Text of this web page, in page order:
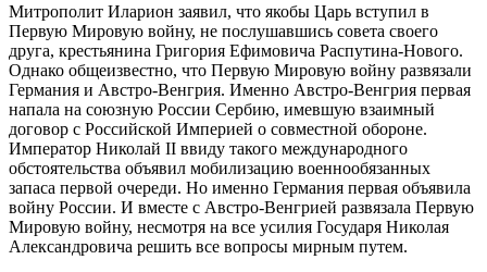
Митрополит Иларион заявил, что якобы Царь вступил в
Первую Мировую войну, не послушавшись совета своего
друга, крестьянина Григория Ефимовича Распутина-Нового.
Однако общеизвестно, что Первую Мировую войну развязали
Германия и Австро-Венгрия. Именно Австро-Венгрия первая
напала на союзную России Сербию, имевшую взаимный
договор с Российской Империей о совместной обороне.
Император Николай II ввиду такого международного
обстоятельства объявил мобилизацию военнообязанных
запаса первой очереди. Но именно Германия первая объявила
войну России. И вместе с Австро-Венгрией развязала Первую
Мировую войну, несмотря на все усилия Государя Николая
Александровича решить все вопросы мирным путем.